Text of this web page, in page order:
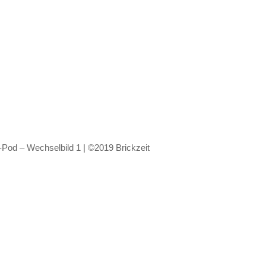
– Wechselbild 1 | ©2019 Brickzeit